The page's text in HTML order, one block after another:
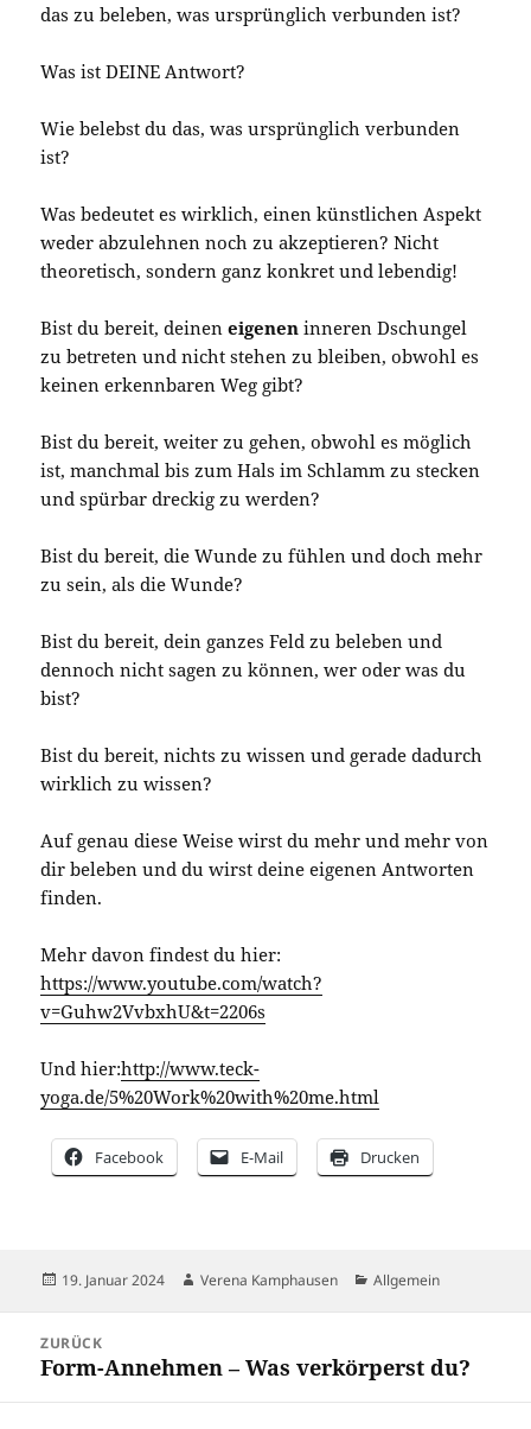
das zu beleben, was ursprünglich verbunden ist?
Was ist DEINE Antwort?
Wie belebst du das, was ursprünglich verbunden
ist?
Was bedeutet es wirklich, einen künstlichen Aspekt
weder abzulehnen noch zu akzeptieren? Nicht
theoretisch, sondern ganz konkret und lebendig!
Bist du bereit, deineneigenen inneren Dschungel
zu betreten und nicht stehen zu bleiben, obwohl es
keinen erkennbaren Weg gibt?
Bist du bereit, weiter zu gehen, obwohl es möglich
ist, manchmal bis zum Hals im Schlamm zu stecken
und spürbar dreckig zu werden?
Bist du bereit, die Wunde zu fühlen und doch mehr
zu sein, als die Wunde?
Bist du bereit, dein ganzes Feld zu beleben und
dennoch nicht sagen zu können, wer oder was du
bist?
Bist du bereit, nichts zu wissen und gerade dadurch
wirklich zu wissen?
Auf genau diese Weise wirst du mehr und mehr von
dir beleben und du wirst deine eigenen Antworten
finden.
Mehr davon findest du hier:
https://www.youtube.com/watch?
v=Guhw2VvbxhU&t=2206s
Und hier:http://www.teck-
yoga.de/5%20Work%20with%20me.html
Facebook E-Mail Drucken
Veröffentlicht
19. Januar 2024 Autor
Verena Kamphausen Kategorien
Allgemein
ZURÜCK
Vorheriger
Beitrag:
Form-Annehmen – Was verkörperst du?